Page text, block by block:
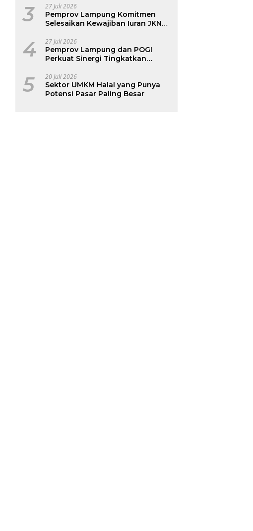
3 27 Juli 2026
Pemprov Lampung Komitmen
Selesaikan Kewajiban Iuran JKN
Kepesertaan BPJS Kesehatan
4 27 Juli 2026
Pemprov Lampung dan POGI
Perkuat Sinergi Tingkatkan
5 20 Juli 2026
Sektor UMKM Halal yang Punya
Potensi Pasar Paling Besar